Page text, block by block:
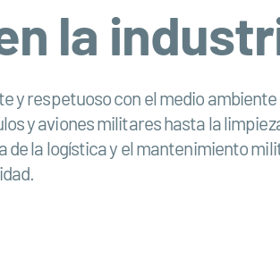
la
respetuoso con el medio
y aviones militares hasta la
la logística y el mantenimiento